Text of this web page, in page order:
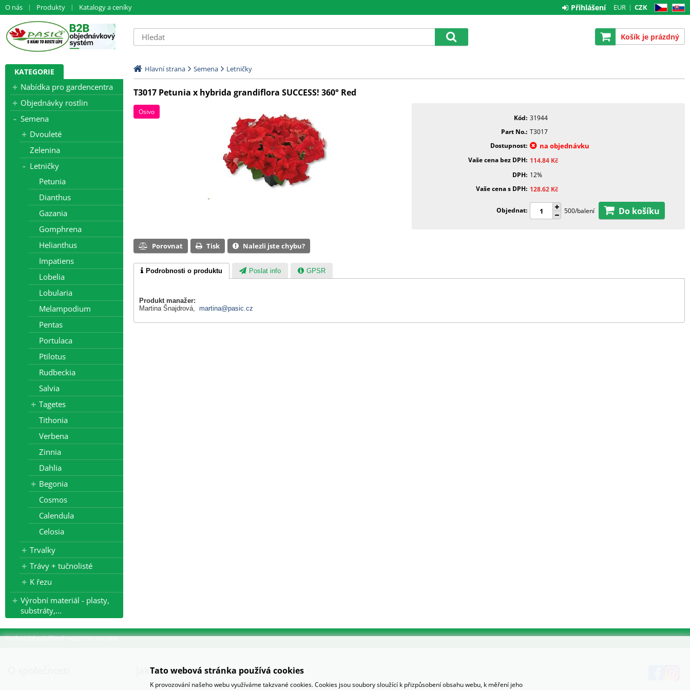
O nás Produkty Katalogy a ceníky CZ SK
EUR CZK
Přihlášení
Košík je prázdný
KATEGORIE
Nabídka pro gardencentra
Objednávky rostlin
Semena
Dvouleté
Zelenina
Letničky
Petunia
Dianthus
Gazania
Gomphrena
Helianthus
Impatiens
Lobelia
Lobularia
Melampodium
Pentas
Portulaca
Ptilotus
Rudbeckia
Salvia
Tagetes
Tithonia
Verbena
Zinnia
Dahlia
Begonia
Cosmos
Calendula
Celosia
Trvalky
Trávy + tučnolisté
K řezu
Výrobní materiál - plasty,
substráty,...
Hlavní strana Semena Letničky
T3017 Petunia x hybrida grandiflora SUCCESS! 360° Red
Osivo
Kód 31944
Part No. T3017
Dostupnost
na objednávku
Vaše cena bez DPH 114.84 Kč
DPH 12%
Vaše cena s DPH 128.62 Kč
Objednat 500/balení Do košíku
Porovnat Tisk Nalezli jste chybu?
Podrobnosti o produktu Poslat info GPSR
Produkt manažer:
Martina Šnajdrová, martina@pasic.cz
Technické oddělení: +420 553 786 006
Jak nakupovat
Tato webová stránka používá cookies
K provozování našeho webu využíváme takzvané cookies. Cookies jsou soubory sloužící k přizpůsobení obsahu webu, k měření jeho